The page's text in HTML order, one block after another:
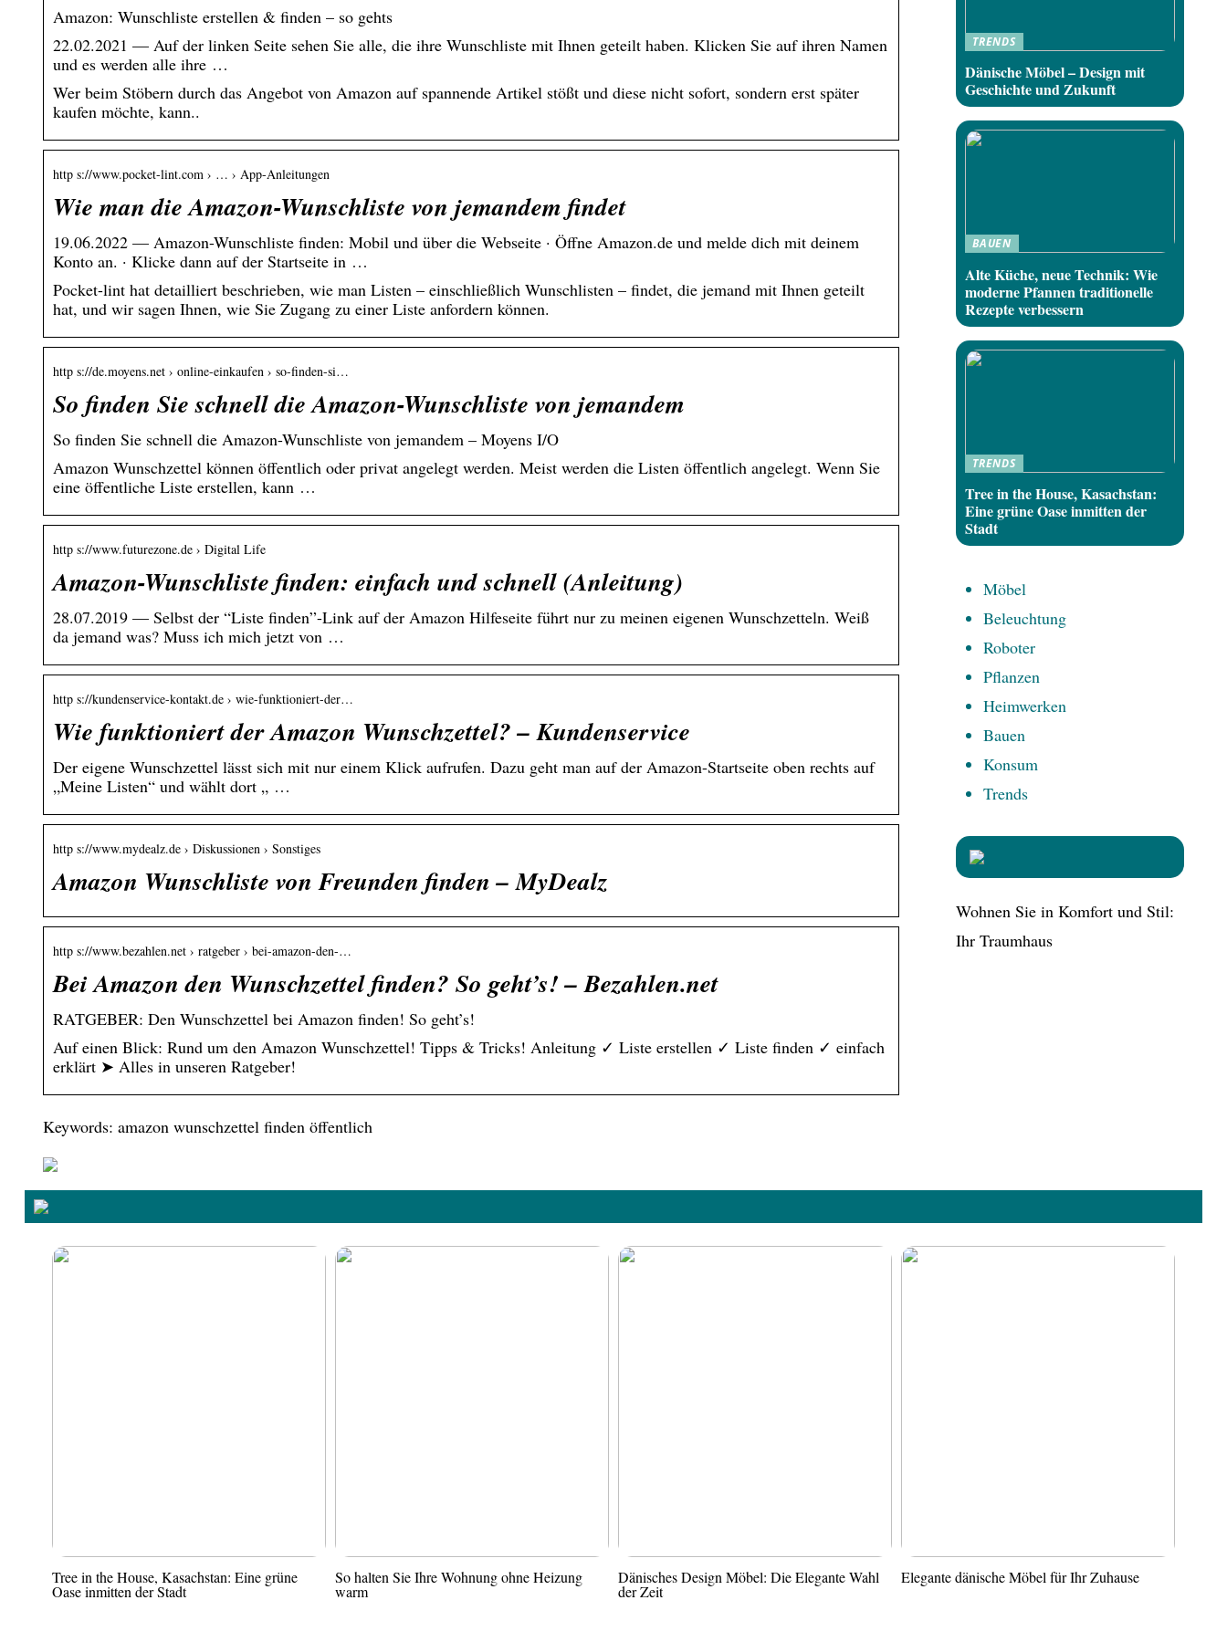
Amazon: Wunschliste erstellen & finden – so gehts
22.02.2021 — Auf der linken Seite sehen Sie alle, die ihre Wunschliste mit Ihnen geteilt haben. Klicken Sie auf ihren Namen
und es werden alle ihre …
Wer beim Stöbern durch das Angebot von Amazon auf spannende Artikel stößt und diese nicht sofort, sondern erst später
kaufen möchte, kann..
http s://www.pocket-lint.com › … › App-Anleitungen
Wie man die Amazon-Wunschliste von jemandem findet
19.06.2022 — Amazon-Wunschliste finden: Mobil und über die Webseite · Öffne Amazon.de und melde dich mit deinem
Konto an. · Klicke dann auf der Startseite in …
Pocket-lint hat detailliert beschrieben, wie man Listen – einschließlich Wunschlisten – findet, die jemand mit Ihnen geteilt
hat, und wir sagen Ihnen, wie Sie Zugang zu einer Liste anfordern können.
http s://de.moyens.net › online-einkaufen › so-finden-si…
So finden Sie schnell die Amazon-Wunschliste von jemandem
So finden Sie schnell die Amazon-Wunschliste von jemandem – Moyens I/O
Amazon Wunschzettel können öffentlich oder privat angelegt werden. Meist werden die Listen öffentlich angelegt. Wenn Sie
eine öffentliche Liste erstellen, kann …
http s://www.futurezone.de › Digital Life
Amazon-Wunschliste finden: einfach und schnell (Anleitung)
28.07.2019 — Selbst der “Liste finden”-Link auf der Amazon Hilfeseite führt nur zu meinen eigenen Wunschzetteln. Weiß
da jemand was? Muss ich mich jetzt von …
http s://kundenservice-kontakt.de › wie-funktioniert-der…
Wie funktioniert der Amazon Wunschzettel? – Kundenservice
Der eigene Wunschzettel lässt sich mit nur einem Klick aufrufen. Dazu geht man auf der Amazon-Startseite oben rechts auf
„Meine Listen“ und wählt dort „ …
http s://www.mydealz.de › Diskussionen › Sonstiges
Amazon Wunschliste von Freunden finden – MyDealz
http s://www.bezahlen.net › ratgeber › bei-amazon-den-…
Bei Amazon den Wunschzettel finden? So geht’s! – Bezahlen.net
RATGEBER: Den Wunschzettel bei Amazon finden! So geht’s!
Auf einen Blick: Rund um den Amazon Wunschzettel! Tipps & Tricks! Anleitung ✓ Liste erstellen ✓ Liste finden ✓ einfach
erklärt ➤ Alles in unseren Ratgeber!
Keywords: amazon wunschzettel finden öffentlich
TRENDS
Dänische Möbel – Design mit
Geschichte und Zukunft
BAUEN
Alte Küche, neue Technik: Wie
moderne Pfannen traditionelle
Rezepte verbessern
TRENDS
Tree in the House, Kasachstan:
Eine grüne Oase inmitten der
Stadt
Möbel
Beleuchtung
Roboter
Pflanzen
Heimwerken
Bauen
Konsum
Trends
Wohnen Sie in Komfort und Stil:
Ihr Traumhaus
Tree in the House, Kasachstan: Eine grüne
Oase inmitten der Stadt
So halten Sie Ihre Wohnung ohne Heizung
warm
Dänisches Design Möbel: Die Elegante Wahl
der Zeit
Elegante dänische Möbel für Ihr Zuhause